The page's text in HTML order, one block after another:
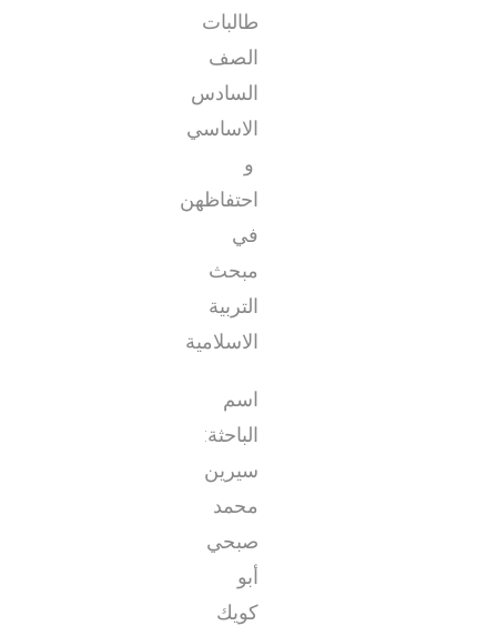
طالبات
الصف
السادس
الاساسي
و
احتفاظهن
في
مبحث
التربية
الاسلامية
اسم
الباحثة:
سيرين
محمد
صبحي
أبو
كويك